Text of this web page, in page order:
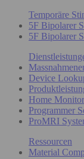
Temporäre
5F Bipolarer
5F Bipolarer
Device
Home
Programmer
ProMRI
Ressourcen
Material